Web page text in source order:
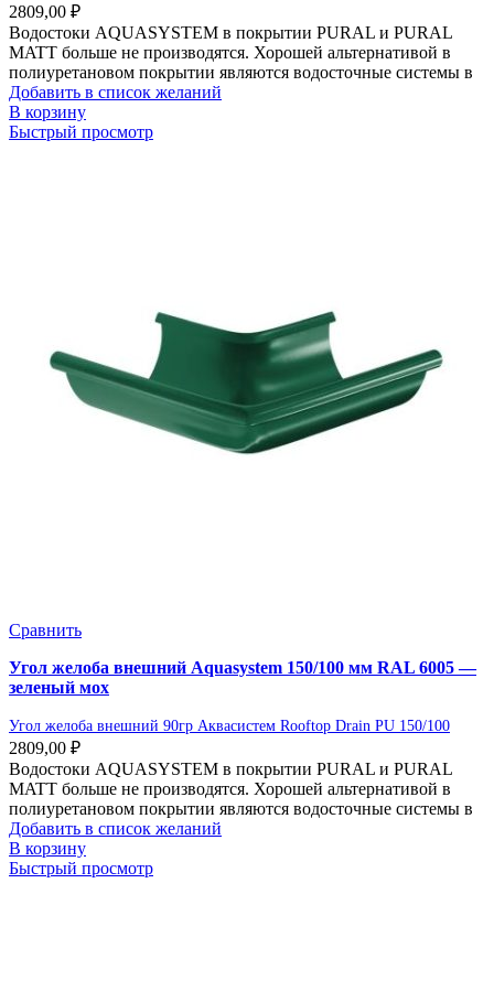
2809,00 ₽
Водостоки AQUASYSTEM в покрытии PURAL и PURAL
MATT больше не производятся. Хорошей альтернативой в
полиуретановом покрытии являются водосточные системы в
Добавить в список желаний
В корзину
Быстрый просмотр
Сравнить
Угол желоба внешний Aquasystem 150/100 мм RAL 6005 —
зеленый мох
Угол желоба внешний 90гр Аквасистем Rooftop Drain PU 150/100
2809,00 ₽
Водостоки AQUASYSTEM в покрытии PURAL и PURAL
MATT больше не производятся. Хорошей альтернативой в
полиуретановом покрытии являются водосточные системы в
Добавить в список желаний
В корзину
Быстрый просмотр